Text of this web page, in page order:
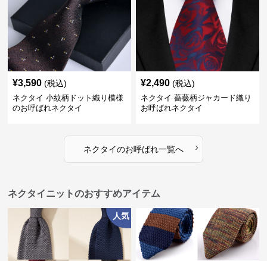
¥3,590 (税込)
ネクタイ 小紋柄ドット織り模様
のお呼ばれネクタイ
¥2,490 (税込)
ネクタイ 薔薇柄ジャカード織り
お呼ばれネクタイ
ネクタイのお呼ばれ一覧へ ›
ネクタイニットのおすすめアイテム
人気